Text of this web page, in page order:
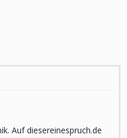
Auf diesereinespruch.de